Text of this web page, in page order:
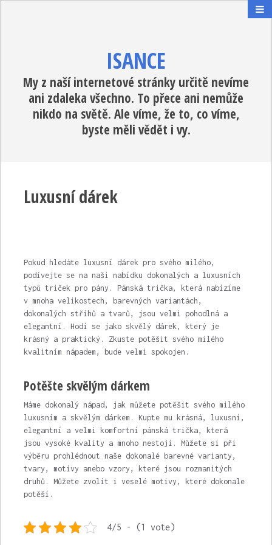
ISANCE
My z naší internetové stránky určitě nevíme
ani zdaleka všechno. To přece ani nemůže
nikdo na světě. Ale víme, že to, co víme,
byste měli vědět i vy.
Luxusní dárek
Pokud hledáte luxusní dárek pro svého milého,
podívejte se na naši nabídku dokonalých a luxusních
typů triček pro pány. Pánská trička, která nabízíme
v mnoha velikostech, barevných variantách,
dokonalých střihů a tvarů, jsou velmi pohodlná a
elegantní. Hodí se jako skvělý dárek, který je
krásný a praktický. Zkuste potěšit svého milého
kvalitním nápadem, bude velmi spokojen.
Potěšte skvělým dárkem
Máme dokonalý nápad, jak můžete potěšit svého milého
luxusním a skvělým dárkem. Kupte mu krásná, luxusní,
elegantní a velmi komfortní pánská trička, která
jsou vysoké kvality a mnoho nestojí. Můžete si při
výběru prohlédnout naše dokonalé barevné varianty,
tvary, motivy anebo vzory, které jsou rozmanitých
druhů. Můžete zvolit i veselé motivy, které dokonale
potěší.
4/5 - (1 vote)